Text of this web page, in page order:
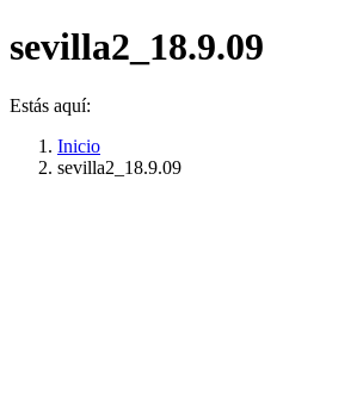
sevilla2_18.9.09
Estás aquí:
Inicio
sevilla2_18.9.09